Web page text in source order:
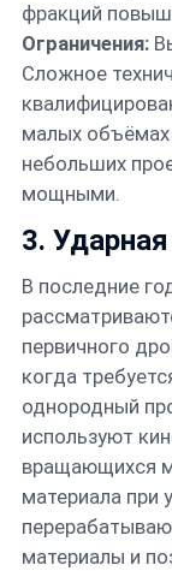
фракций
Ограничения:
Сложное
малых
небольших
мощными.
3.
В последние
первичного
когда
однородный
используют
вращающихся
материала при
материалы и